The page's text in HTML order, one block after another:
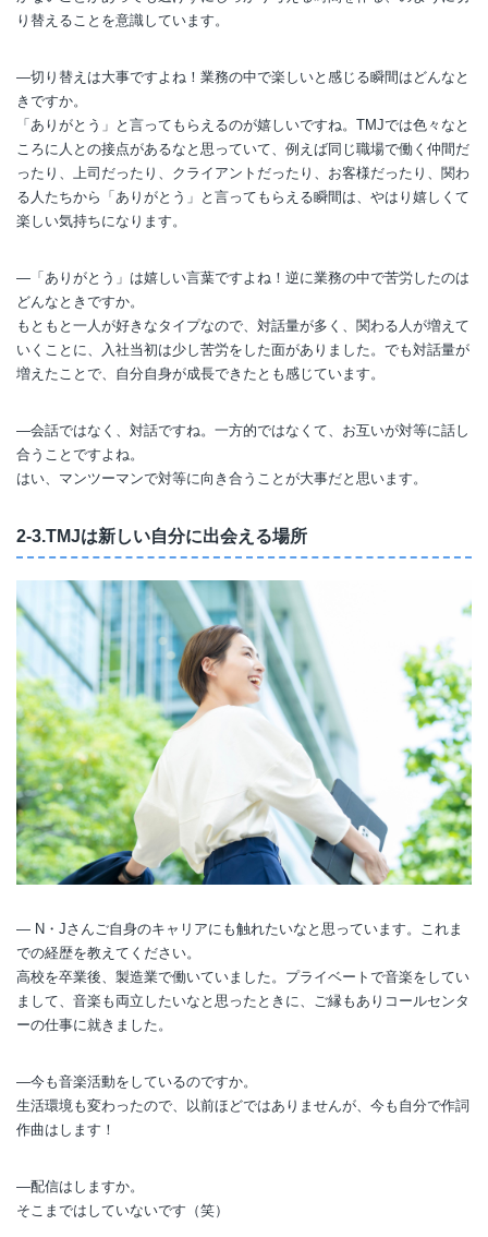
り替えることを意識しています。
―切り替えは大事ですよね！業務の中で楽しいと感じる瞬間はどんなと
きですか。
「ありがとう」と言ってもらえるのが嬉しいですね。TMJでは色々なと
ころに人との接点があるなと思っていて、例えば同じ職場で働く仲間だ
ったり、上司だったり、クライアントだったり、お客様だったり、関わ
る人たちから「ありがとう」と言ってもらえる瞬間は、やはり嬉しくて
楽しい気持ちになります。
―「ありがとう」は嬉しい言葉ですよね！逆に業務の中で苦労したのは
どんなときですか。
もともと一人が好きなタイプなので、対話量が多く、関わる人が増えて
いくことに、入社当初は少し苦労をした面がありました。でも対話量が
増えたことで、自分自身が成長できたとも感じています。
―会話ではなく、対話ですね。一方的ではなくて、お互いが対等に話し
合うことですよね。
はい、マンツーマンで対等に向き合うことが大事だと思います。
2-3.TMJは新しい自分に出会える場所
― N・Jさんご自身のキャリアにも触れたいなと思っています。これま
での経歴を教えてください。
高校を卒業後、製造業で働いていました。プライベートで音楽をしてい
まして、音楽も両立したいなと思ったときに、ご縁もありコールセンタ
ーの仕事に就きました。
―今も音楽活動をしているのですか。
生活環境も変わったので、以前ほどではありませんが、今も自分で作詞
作曲はします！
―配信はしますか。
そこまではしていないです（笑）